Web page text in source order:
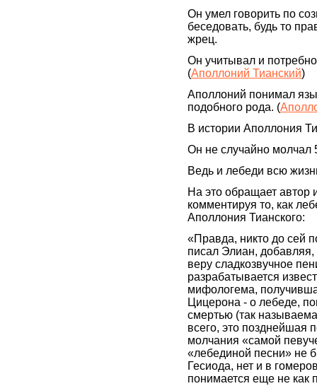
Он умел говорить по
беседовать, будь то
жрец.
Он учитывал и
(Аполлоний Тианский)
Аполлоний понимал
подобного рода. (
В истории Аполлония
Он не случайно молчал
Ведь и лебеди всю
На это обращает
комментируя то, как
Аполлония Тианского:
«Правда, никто до сей
писал Элиан,
веру сладкозвучное
разрабатывается
мифологема,
Цицерона - о лебеде,
смертью (так
всего, это позднейшая
молчания «самой
«лебединой песни» не
Гесиода, нет и в
понимается еще не как